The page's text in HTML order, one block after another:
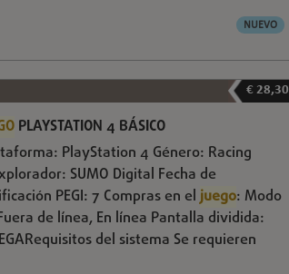
NUEVO
€ 28,30
PLAYSTATION 4 BÁSICO
PlayStation 4 Género: Racing
SUMO Digital Fecha de
PEGI: 7 Compras en eljuego: Modo
de línea, En línea Pantalla dividida:
del sistema Se requieren